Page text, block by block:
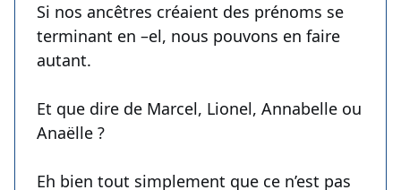
Si nos ancêtres créaient des prénoms se
terminant en –el, nous pouvons en faire
autant.
Et que dire de Marcel, Lionel, Annabelle ou
Anaëlle ?
Eh bien tout simplement que ce n’est pas